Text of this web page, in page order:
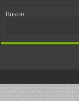
Buscar